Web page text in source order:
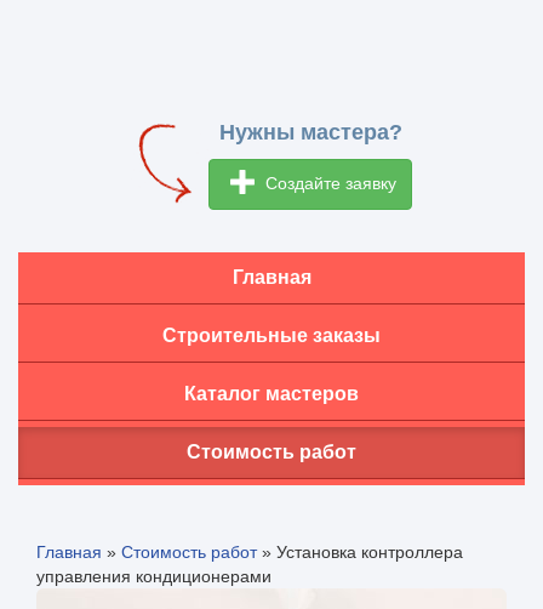
Нужны мастера?
Создайте заявку
Главная
Строительные заказы
Каталог мастеров
Стоимость работ
Главная » Стоимость работ» Установка контроллера
управления кондиционерами